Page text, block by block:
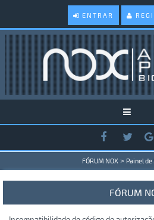
ENTRAR
FÓRUM NOX > Painel
FÓRUM